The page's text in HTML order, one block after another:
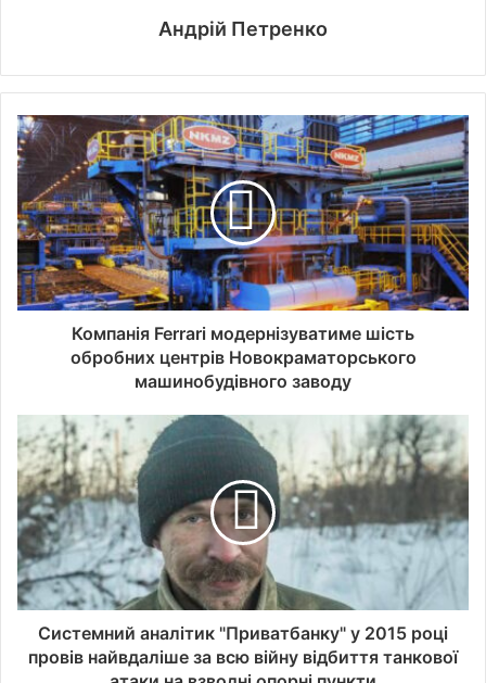
Андрій Петренко
Компанія Ferrari модернізуватиме шість
обробних центрів Новокраматорського
машинобудівного заводу
Системний аналітик "Приватбанку" у 2015 році
провів найвдаліше за всю війну відбиття танкової